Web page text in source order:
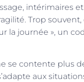
intérimaires
Trop souvent,
la journée », un
se contente plus
aux